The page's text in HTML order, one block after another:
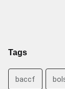
Tags
baccf